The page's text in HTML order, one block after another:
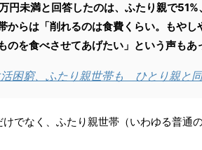
円未満と回答したのは、ふたり親で51%
からは「削れるのは食費くらい。もやし
のを食べさせてあげたい」という声もあ
困窮、ふたり親世帯も ひとり親と
でなく、ふたり親世帯（いわゆる普通